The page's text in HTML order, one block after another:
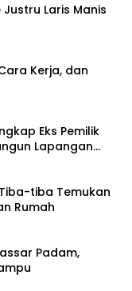
Justru Laris Manis
Kerja, dan
Eks Pemilik
Lapangan
tiba Temukan
Rumah
Padam,